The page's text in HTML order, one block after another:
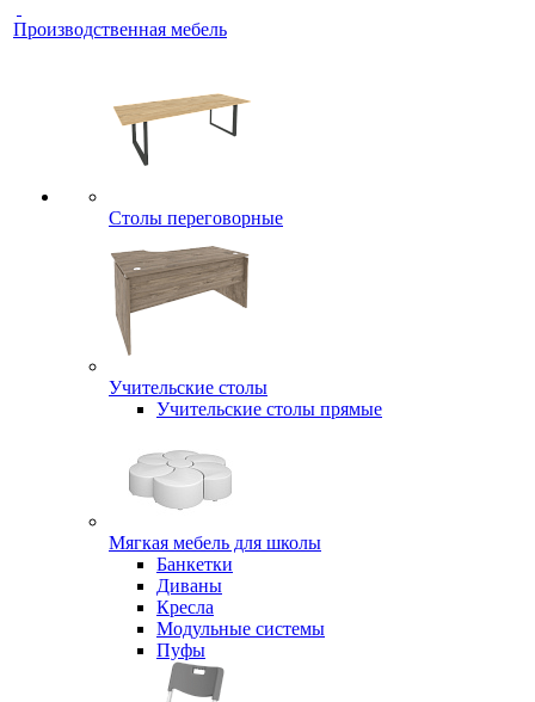
Производственная мебель
Столы переговорные
Учительские столы
Учительские столы прямые
Мягкая мебель для школы
Банкетки
Диваны
Кресла
Модульные системы
Пуфы